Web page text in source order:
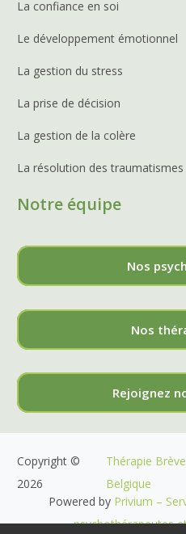
La confiance en soi
Le développement émotionnel
La gestion du stress
La prise de décision
La gestion de la colère
La résolution des traumatismes
Notre équipe
Nos
Nos
Rejoignez
Copyright ©
2026
Thérapie Brève
Belgique
Powered by Privium –
psychothérapeutes